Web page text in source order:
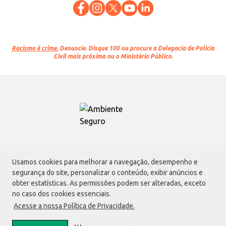
Usamos cookies para melhorar a navegação, desempenho e
segurança do site, personalizar o conteúdo, exibir anúncios e
obter estatísticas. As permissões podem ser alteradas, exceto
no caso dos cookies essenciais.
Acesse a nossa Política de Privacidade.
Racismo é crime. Denuncie. Disque 100 ou procure a Delegacia de Polícia
Civil mais próxima ou o Ministério Público.
Atacadão S.A.
Avenida Morvan Dias de Figueiredo, 6169, Vila Maria, São Paulo - SP | CEP
02170-901 | CNPJ: 75.315.333/0001-09
Envio de documentos administrativos e jurídicos:
02170-901
faleconosco@atacadao.com.br